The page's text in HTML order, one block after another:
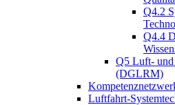
Q4.2
Q4.4
Q5 Luft- und
(DGLRM)
Luftfahrt-